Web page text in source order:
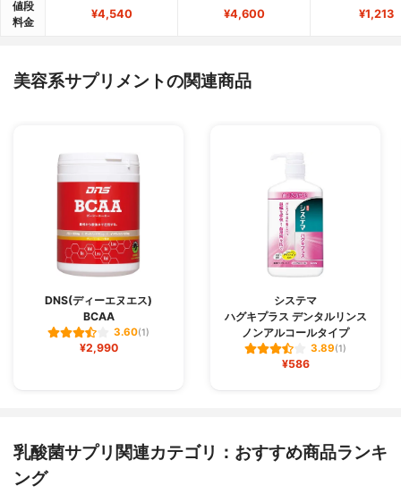
値段
料金
¥4,540 ¥4,600 ¥1,213
美容系サプリメントの関連商品
DNS(ディーエヌエス)
BCAA
3.60(1)
¥2,990
システマ
ハグキプラス デンタルリンス
ノンアルコールタイプ
3.89(1)
¥586
乳酸菌サプリ関連カテゴリ：おすすめ商品ランキ
ング